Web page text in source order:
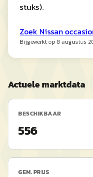
stuks).
Zoek Nissan
Bijgewerkt op8 augustus
Actuele marktdata
BESCHIKBAAR
556
GEM. PRIJS